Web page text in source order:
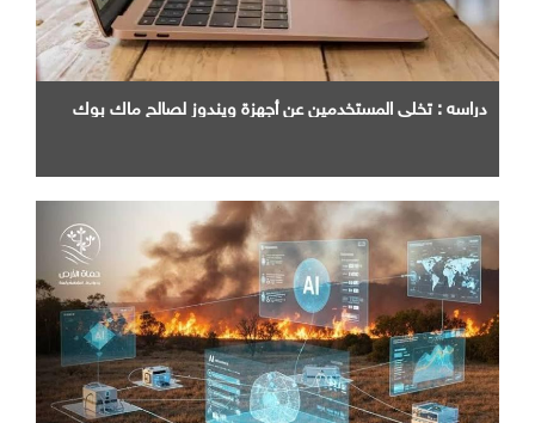
دراسه : تخلي المستخدمين عن أجهزة ويندوز لصالح ماك بوك